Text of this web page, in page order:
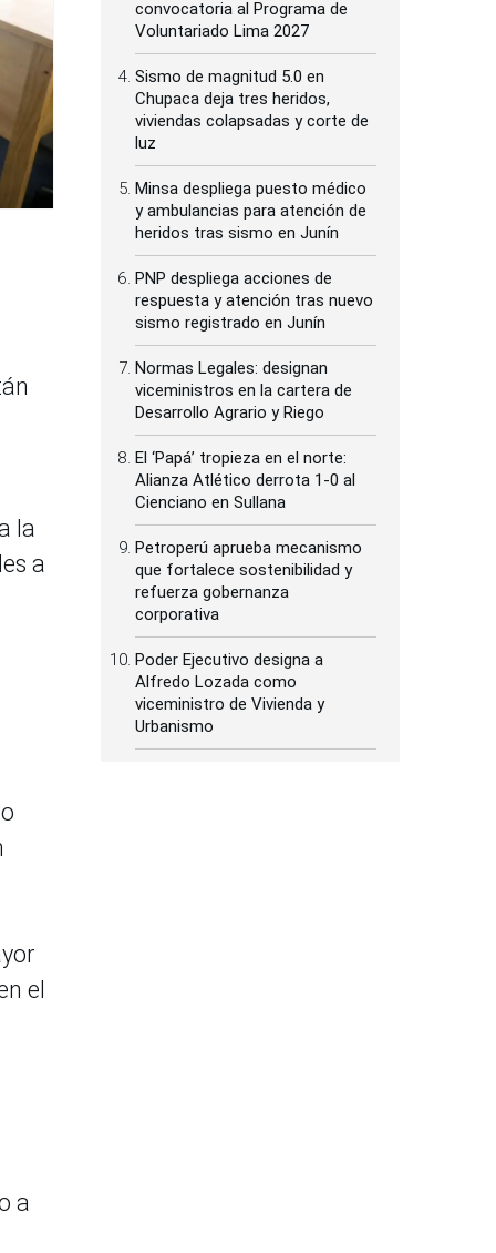
la
a
el
a
convocatoria al Programa de
Voluntariado Lima 2027
Sismo de magnitud 5.0 en
Chupaca deja tres heridos,
viviendas colapsadas y corte de
luz
Minsa despliega puesto médico
y ambulancias para atención de
heridos tras sismo en Junín
PNP despliega acciones de
respuesta y atención tras nuevo
sismo registrado en Junín
Normas Legales: designan
viceministros en la cartera de
Desarrollo Agrario y Riego
El ‘Papá’ tropieza en el norte:
Alianza Atlético derrota 1-0 al
Cienciano en Sullana
Petroperú aprueba mecanismo
que fortalece sostenibilidad y
refuerza gobernanza
corporativa
Poder Ejecutivo designa a
Alfredo Lozada como
viceministro de Vivienda y
Urbanismo